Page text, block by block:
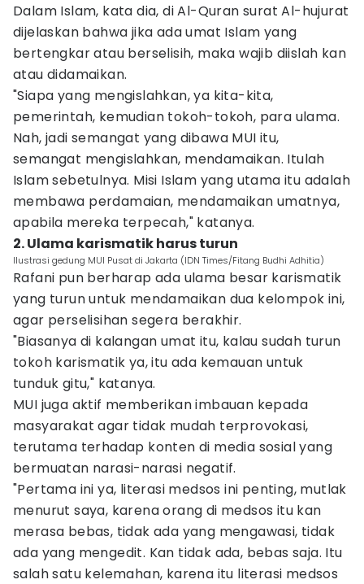
Dalam Islam, kata dia, di Al-Quran surat Al-hujurat
dijelaskan bahwa jika ada umat Islam yang
bertengkar atau berselisih, maka wajib diislah kan
atau didamaikan.
"Siapa yang mengislahkan, ya kita-kita,
pemerintah, kemudian tokoh-tokoh, para ulama.
Nah, jadi semangat yang dibawa MUI itu,
semangat mengislahkan, mendamaikan. Itulah
Islam sebetulnya. Misi Islam yang utama itu adalah
membawa perdamaian, mendamaikan umatnya,
apabila mereka terpecah," katanya.
2. Ulama karismatik harus turun
Ilustrasi gedung MUI Pusat di Jakarta (IDN Times/Fitang Budhi Adhitia)
Rafani pun berharap ada ulama besar karismatik
yang turun untuk mendamaikan dua kelompok ini,
agar perselisihan segera berakhir.
"Biasanya di kalangan umat itu, kalau sudah turun
tokoh karismatik ya, itu ada kemauan untuk
tunduk gitu," katanya.
MUI juga aktif memberikan imbauan kepada
masyarakat agar tidak mudah terprovokasi,
terutama terhadap konten di media sosial yang
bermuatan narasi-narasi negatif.
"Pertama ini ya, literasi medsos ini penting, mutlak
menurut saya, karena orang di medsos itu kan
merasa bebas, tidak ada yang mengawasi, tidak
ada yang mengedit. Kan tidak ada, bebas saja. Itu
salah satu kelemahan, karena itu literasi medsos